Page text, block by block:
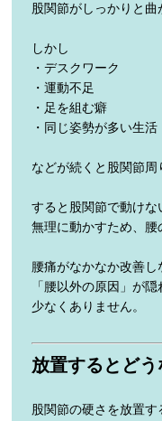
股関節がしっかりと曲
しかし
・デスクワーク
・運動不足
・足を組む癖
・同じ姿勢が多い生活
などが続くと股関節周
すると股関節で動けな
無理に動かすため、腰
腰痛がなかなか改善
「腰以外の原因」が
少なくありません。
放置するとどう
股関節の硬さを放置す